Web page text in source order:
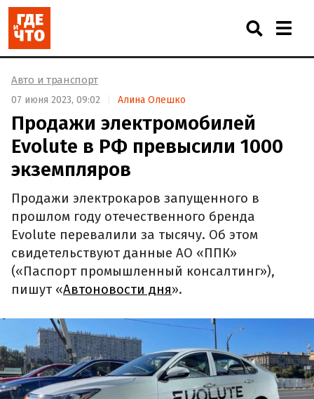
Авто и транспорт
07 июня 2023, 09:02 Алина Олешко
Продажи электромобилей
Evolute в РФ превысили 1000
экземпляров
Продажи электрокаров запущенного в
прошлом году отечественного бренда
Evolute перевалили за тысячу. Об этом
свидетельствуют данные АО «ППК»
(«Паспорт промышленный консалтинг»),
пишут «Автоновости дня».